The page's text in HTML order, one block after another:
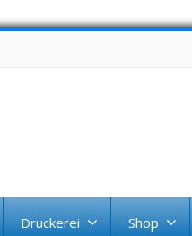
Druckerei Shop